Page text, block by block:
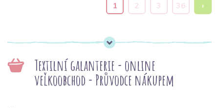
1 2 3 36 ›
Textilní galanterie - online
veľkoobchod - Průvodce nákupem